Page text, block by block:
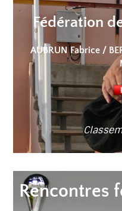
Fédération
AUBRUN Fabrice /
Rencontres